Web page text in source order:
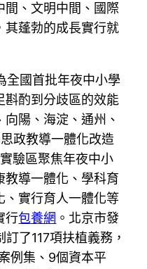
間、文明中間、國際
其蓬勃的成長實行就
國首批年夜中小學
斟酌到分歧區的效能
陽、海淀、通州、
政教導一體化改造
驗區聚焦年夜中小
教導一體化、學科育
、實行育人一體化等
行包養網 。北京市發
了117項扶植義務，
例集、9個資本平